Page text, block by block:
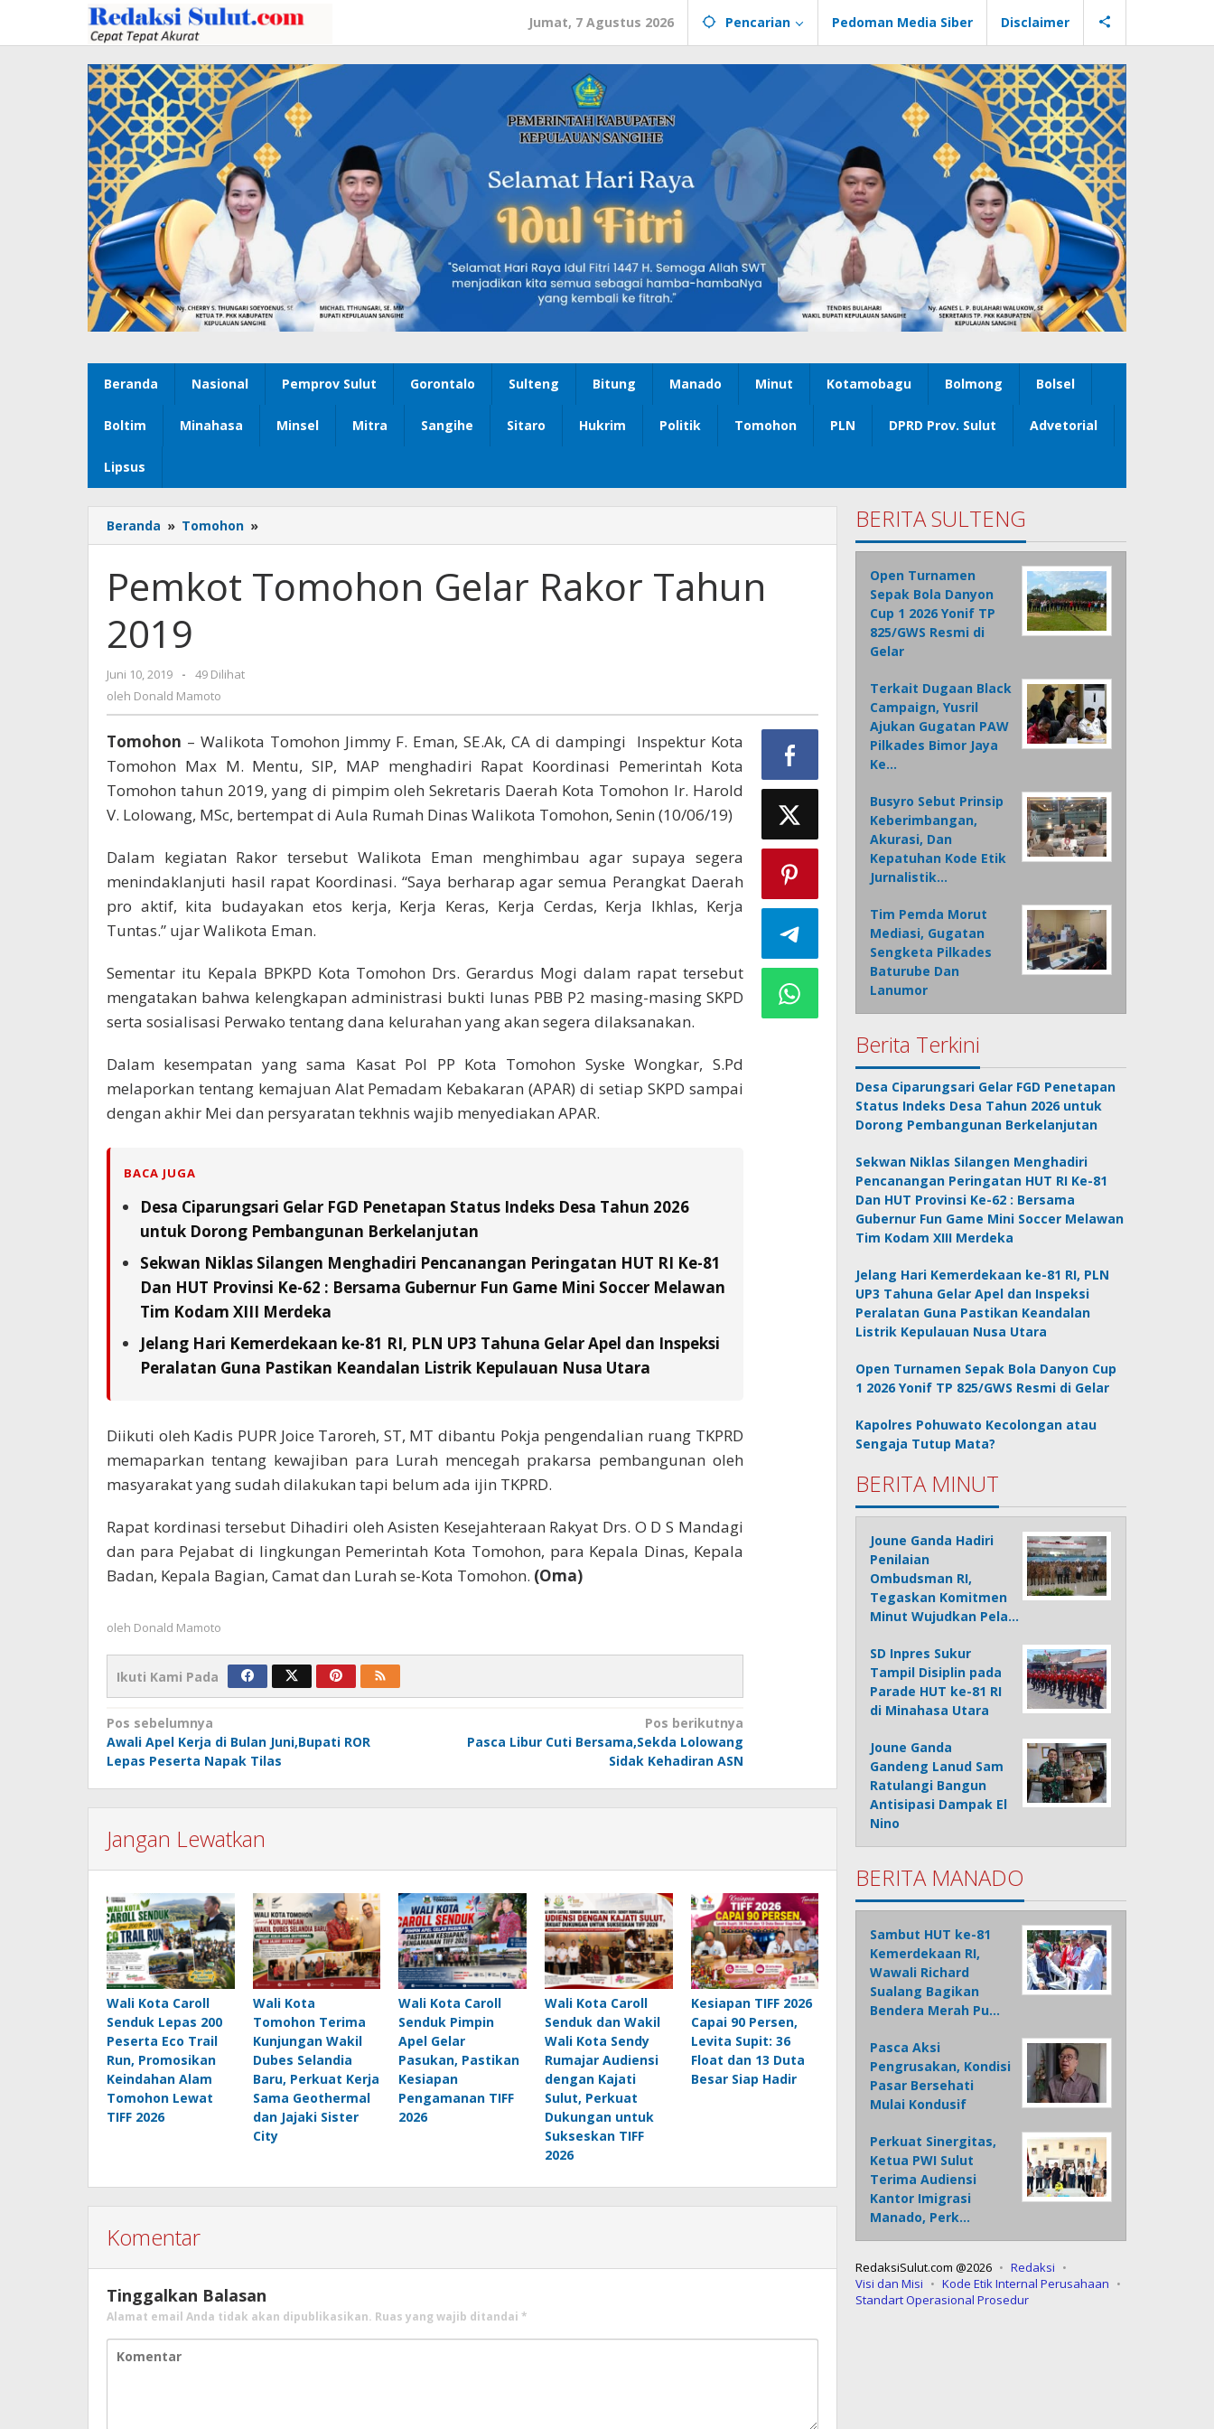
konten
Jumat, 7 Agustus 2026 Pencarian Pedoman Media Siber Disclaimer
Beranda Nasional Pemprov Sulut Gorontalo Sulteng Bitung Manado Minut Kotamobagu Bolmong Bolsel
Boltim Minahasa Minsel Mitra Sangihe Sitaro Hukrim Politik Tomohon PLN DPRD Prov. Sulut Advetorial
Lipsus
Beranda » Tomohon »
Tomohon
Rakor
Tahun
Pemkot Tomohon Gelar Rakor Tahun
2019
Juni 10, 2019
oleh
Donald
-
49 Dilihat
oleh Donald Mamoto
Tomohon – Walikota Tomohon Jimmy F. Eman, SE.Ak, CA di dampingi Inspektur Kota
Tomohon Max M. Mentu, SIP, MAP menghadiri Rapat Koordinasi Pemerintah Kota
Tomohon tahun 2019, yang di pimpim oleh Sekretaris Daerah Kota Tomohon Ir. Harold
V. Lolowang, MSc, bertempat di Aula Rumah Dinas Walikota Tomohon, Senin (10/06/19)
Dalam kegiatan Rakor tersebut Walikota Eman menghimbau agar supaya segera
menindaklanjuti hasil rapat Koordinasi. “Saya berharap agar semua Perangkat Daerah
pro aktif, kita budayakan etos kerja, Kerja Keras, Kerja Cerdas, Kerja Ikhlas, Kerja
Tuntas.” ujar Walikota Eman.
Sementar itu Kepala BPKPD Kota Tomohon Drs. Gerardus Mogi dalam rapat tersebut
mengatakan bahwa kelengkapan administrasi bukti lunas PBB P2 masing-masing SKPD
serta sosialisasi Perwako tentang dana kelurahan yang akan segera dilaksanakan.
Dalam kesempatan yang sama Kasat Pol PP Kota Tomohon Syske Wongkar, S.Pd
melaporkan tentang kemajuan Alat Pemadam Kebakaran (APAR) di setiap SKPD sampai
dengan akhir Mei dan persyaratan tekhnis wajib menyediakan APAR.
BACA JUGA
Desa Ciparungsari Gelar FGD Penetapan Status Indeks Desa Tahun 2026
untuk Dorong Pembangunan Berkelanjutan
Sekwan Niklas Silangen Menghadiri Pencanangan Peringatan HUT RI Ke-81
Dan HUT Provinsi Ke-62 : Bersama Gubernur Fun Game Mini Soccer Melawan
Tim Kodam XIII Merdeka
Jelang Hari Kemerdekaan ke-81 RI, PLN UP3 Tahuna Gelar Apel dan Inspeksi
Peralatan Guna Pastikan Keandalan Listrik Kepulauan Nusa Utara
Diikuti oleh Kadis PUPR Joice Taroreh, ST, MT dibantu Pokja pengendalian ruang TKPRD
memaparkan tentang kewajiban para Lurah mencegah prakarsa pembangunan oleh
masyarakat yang sudah dilakukan tapi belum ada ijin TKPRD.
Rapat kordinasi tersebut Dihadiri oleh Asisten Kesejahteraan Rakyat Drs. O D S Mandagi
dan para Pejabat di lingkungan Pemerintah Kota Tomohon, para Kepala Dinas, Kepala
Badan, Kepala Bagian, Camat dan Lurah se-Kota Tomohon. (Oma)
oleh Donald Mamoto
Ikuti Kami Pada
Navigasi
pos
Pos sebelumnya
Awali Apel Kerja di Bulan Juni,Bupati ROR
Lepas Peserta Napak Tilas
Pos berikutnya
Pasca Libur Cuti Bersama,Sekda Lolowang
Sidak Kehadiran ASN
Jangan Lewatkan
Wali Kota Caroll
Senduk Lepas 200
Peserta Eco Trail
Run, Promosikan
Keindahan Alam
Tomohon Lewat
TIFF 2026
Wali Kota
Tomohon Terima
Kunjungan Wakil
Dubes Selandia
Baru, Perkuat Kerja
Sama Geothermal
dan Jajaki Sister
City
Wali Kota Caroll
Senduk Pimpin
Apel Gelar
Pasukan, Pastikan
Kesiapan
Pengamanan TIFF
2026
Wali Kota Caroll
Senduk dan Wakil
Wali Kota Sendy
Rumajar Audiensi
dengan Kajati
Sulut, Perkuat
Dukungan untuk
Sukseskan TIFF
2026
Kesiapan TIFF 2026
Capai 90 Persen,
Levita Supit: 36
Float dan 13 Duta
Besar Siap Hadir
Komentar
Tinggalkan Balasan
Alamat email Anda tidak akan dipublikasikan. Ruas yang wajib ditandai *
BERITA SULTENG
Open Turnamen
Sepak Bola Danyon
Cup 1 2026 Yonif TP
825/GWS Resmi di
Gelar
Terkait Dugaan Black
Campaign, Yusril
Ajukan Gugatan PAW
Pilkades Bimor Jaya
Ke…
Busyro Sebut Prinsip
Keberimbangan,
Akurasi, Dan
Kepatuhan Kode Etik
Jurnalistik…
Tim Pemda Morut
Mediasi, Gugatan
Sengketa Pilkades
Baturube Dan
Lanumor
Berita Terkini
Desa Ciparungsari Gelar FGD Penetapan
Status Indeks Desa Tahun 2026 untuk
Dorong Pembangunan Berkelanjutan
Sekwan Niklas Silangen Menghadiri
Pencanangan Peringatan HUT RI Ke-81
Dan HUT Provinsi Ke-62 : Bersama
Gubernur Fun Game Mini Soccer Melawan
Tim Kodam XIII Merdeka
Jelang Hari Kemerdekaan ke-81 RI, PLN
UP3 Tahuna Gelar Apel dan Inspeksi
Peralatan Guna Pastikan Keandalan
Listrik Kepulauan Nusa Utara
Open Turnamen Sepak Bola Danyon Cup
1 2026 Yonif TP 825/GWS Resmi di Gelar
Kapolres Pohuwato Kecolongan atau
Sengaja Tutup Mata?
BERITA MINUT
Joune Ganda Hadiri
Penilaian
Ombudsman RI,
Tegaskan Komitmen
Minut Wujudkan Pela…
SD Inpres Sukur
Tampil Disiplin pada
Parade HUT ke-81 RI
di Minahasa Utara
Joune Ganda
Gandeng Lanud Sam
Ratulangi Bangun
Antisipasi Dampak El
Nino
BERITA MANADO
Sambut HUT ke-81
Kemerdekaan RI,
Wawali Richard
Sualang Bagikan
Bendera Merah Pu…
Pasca Aksi
Pengrusakan, Kondisi
Pasar Bersehati
Mulai Kondusif
Perkuat Sinergitas,
Ketua PWI Sulut
Terima Audiensi
Kantor Imigrasi
Manado, Perk…
RedaksiSulut.com @2026
Redaksi
Visi dan Misi
Kode Etik Internal Perusahaan
Standart Operasional Prosedur